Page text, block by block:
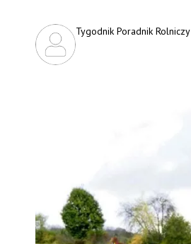
Tygodnik Poradnik Rolniczy